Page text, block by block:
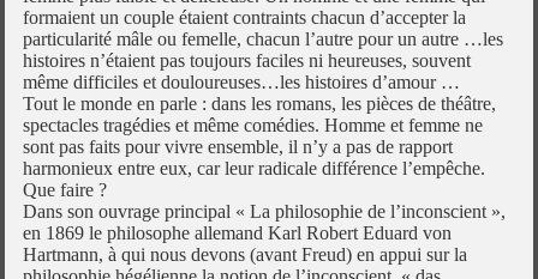
formaient un couple étaient contraints chacun d’accepter la
particularité mâle ou femelle, chacun l’autre pour un autre …les
histoires n’étaient pas toujours faciles ni heureuses, souvent
même difficiles et douloureuses…les histoires d’amour …
Tout le monde en parle : dans les romans, les pièces de théâtre,
spectacles tragédies et même comédies. Homme et femme ne
sont pas faits pour vivre ensemble, il n’y a pas de rapport
harmonieux entre eux, car leur radicale différence l’empêche.
Que faire ?
Dans son ouvrage principal « La philosophie de l’inconscient »,
en 1869 le philosophe allemand Karl Robert Eduard von
Hartmann, à qui nous devons (avant Freud) en appui sur la